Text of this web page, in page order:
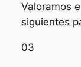
Valoramos
siguientes
03